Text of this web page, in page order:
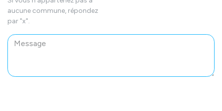
aucune commune, répondez
par "x".